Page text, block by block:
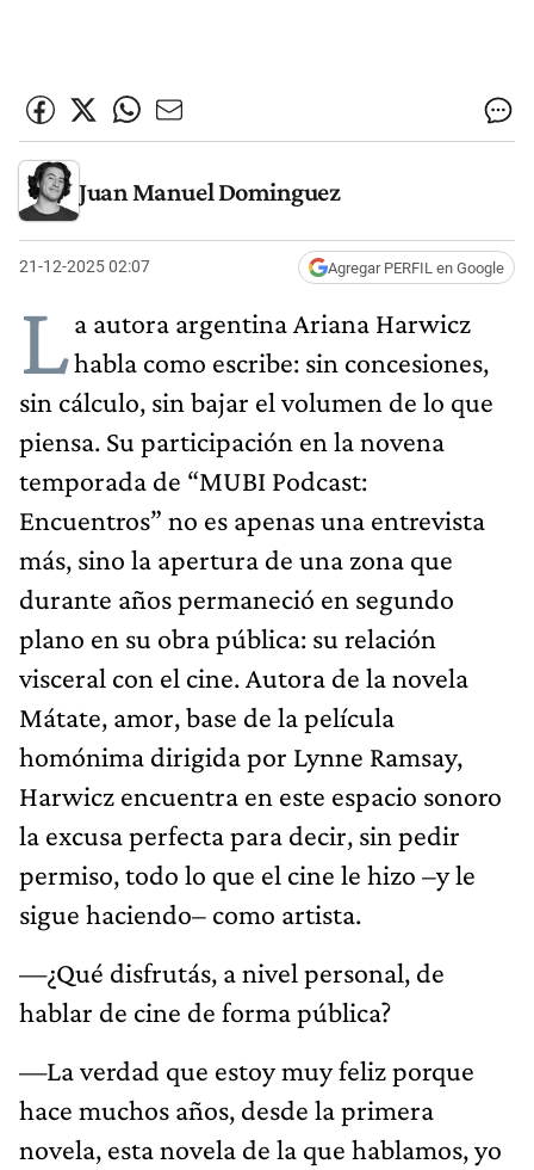
Juan Manuel Dominguez
21-12-2025 02:07 Agregar PERFIL en Google
La autora argentina Ariana Harwicz
habla como escribe: sin concesiones,
sin cálculo, sin bajar el volumen de lo que
piensa. Su participación en la novena
temporada de “MUBI Podcast:
Encuentros” no es apenas una entrevista
más, sino la apertura de una zona que
durante años permaneció en segundo
plano en su obra pública: su relación
visceral con el cine. Autora de la novela
Mátate, amor, base de la película
homónima dirigida por Lynne Ramsay,
Harwicz encuentra en este espacio sonoro
la excusa perfecta para decir, sin pedir
permiso, todo lo que el cine le hizo –y le
sigue haciendo– como artista.
—¿Qué disfrutás, a nivel personal, de
hablar de cine de forma pública?
—La verdad que estoy muy feliz porque
hace muchos años, desde la primera
novela, esta novela de la que hablamos, yo